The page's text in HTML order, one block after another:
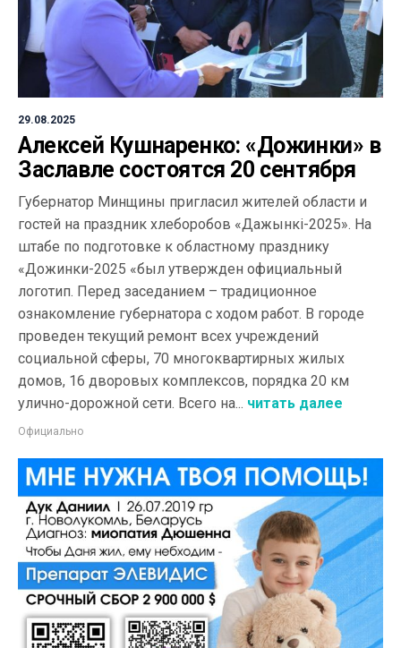
29.08.2025
Алексей Кушнаренко: «Дожинки» в
Заславле состоятся 20 сентября
Губернатор Минщины пригласил жителей области и
гостей на праздник хлеборобов «Дажынкі-2025». На
штабе по подготовке к областному празднику
«Дожинки-2025 «был утвержден официальный
логотип. Перед заседанием – традиционное
ознакомление губернатора с ходом работ. В городе
проведен текущий ремонт всех учреждений
социальной сферы, 70 многоквартирных жилых
домов, 16 дворовых комплексов, порядка 20 км
улично-дорожной сети. Всего на... читать далее
Официально